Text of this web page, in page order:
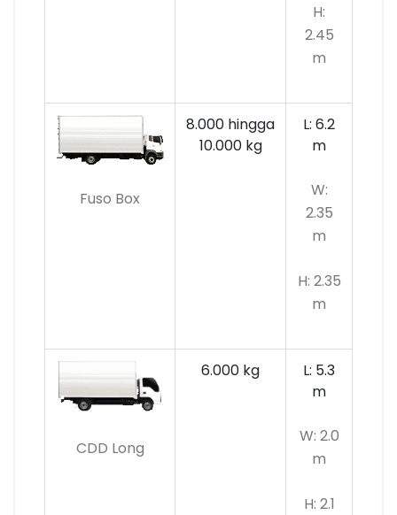
H:
2.45
m
Fuso Box
8.000 hingga
10.000 kg
L: 6.2
m
W:
2.35
m
H: 2.35
m
CDD Long
6.000 kg
L: 5.3
m
W: 2.0
m
H: 2.1